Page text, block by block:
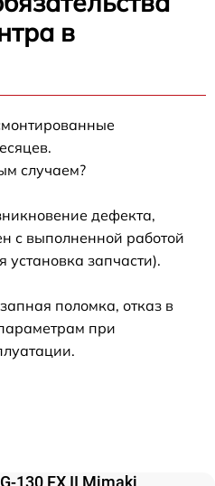
в
случаем?
дефекта,
с выполненной работой
запчасти).
поломка, отказ в
при
130 FX II Mimaki